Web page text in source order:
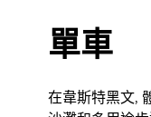
單車
在韋斯特黑文,